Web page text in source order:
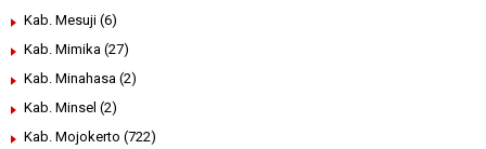
Kab. Mesuji (6)
Kab. Mimika (27)
Kab. Minahasa (2)
Kab. Minsel (2)
Kab. Mojokerto (722)